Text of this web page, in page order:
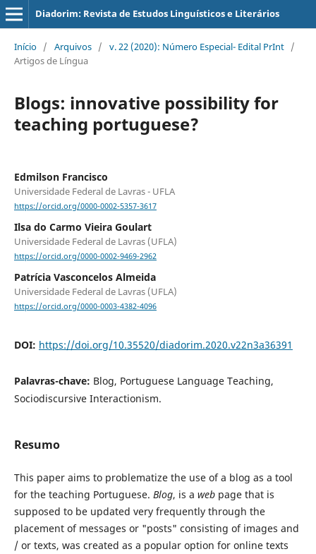
Diadorim: Revista de Estudos Linguísticos e Literários
Início / Arquivos / v. 22 (2020): Número Especial- Edital PrInt /
Artigos de Língua
Blogs: innovative possibility for
teaching portuguese?
Edmilson Francisco
Universidade Federal de Lavras - UFLA
https://orcid.org/0000-0002-5357-3617
Ilsa do Carmo Vieira Goulart
Universidade Federal de Lavras (UFLA)
https://orcid.org/0000-0002-9469-2962
Patrícia Vasconcelos Almeida
Universidade Federal de Lavras (UFLA)
https://orcid.org/0000-0003-4382-4096
DOI: https://doi.org/10.35520/diadorim.2020.v22n3a36391
Palavras-chave: Blog, Portuguese Language Teaching,
Sociodiscursive Interactionism.
Resumo
This paper aims to problematize the use of a blog as a tool
for the teaching Portuguese. Blog, is a web page that is
supposed to be updated very frequently through the
placement of messages or "posts" consisting of images and
/ or texts, was created as a popular option for online texts